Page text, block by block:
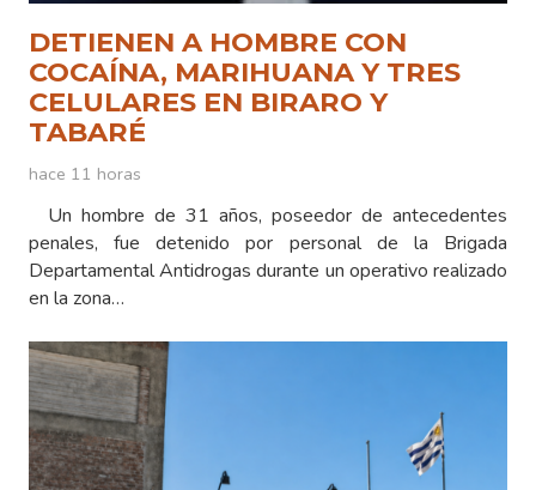
DETIENEN A HOMBRE CON
COCAÍNA, MARIHUANA Y TRES
CELULARES EN BIRARO Y
TABARÉ
hace 11 horas
Un hombre de 31 años, poseedor de antecedentes
penales, fue detenido por personal de la Brigada
Departamental Antidrogas durante un operativo realizado
en la zona…